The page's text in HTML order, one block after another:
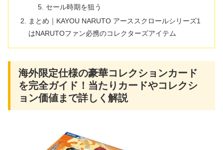
セール時期を狙う
まとめ｜KAYOU NARUTO アーススクロールシリーズ1
はNARUTOファン必携のコレクターズアイテム
海外限定仕様の豪華コレクションカード
を完全ガイド！当たりカードやコレクシ
ョン価値まで詳しく解説